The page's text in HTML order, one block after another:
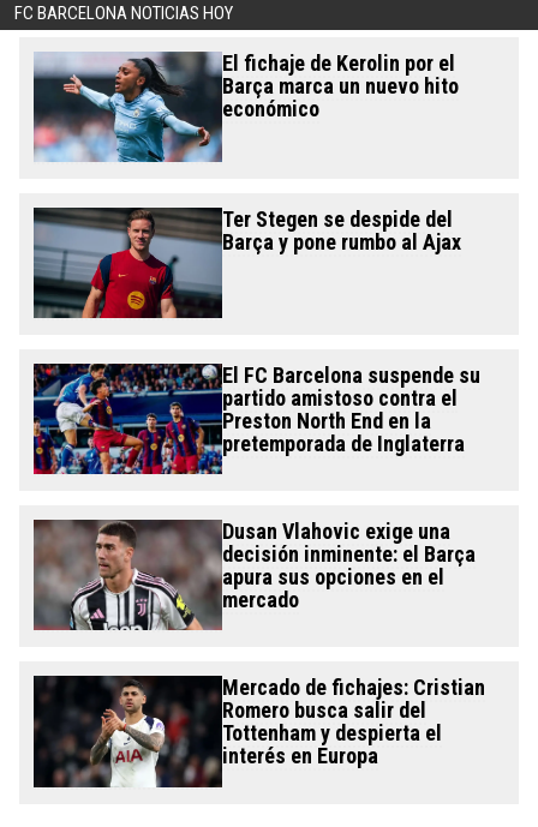
FC BARCELONA NOTICIAS HOY
El fichaje de Kerolin por el
Barça marca un nuevo hito
económico
Ter Stegen se despide del
Barça y pone rumbo al Ajax
El FC Barcelona suspende su
partido amistoso contra el
Preston North End en la
pretemporada de Inglaterra
Dusan Vlahovic exige una
decisión inminente: el Barça
apura sus opciones en el
mercado
Mercado de fichajes: Cristian
Romero busca salir del
Tottenham y despierta el
interés en Europa